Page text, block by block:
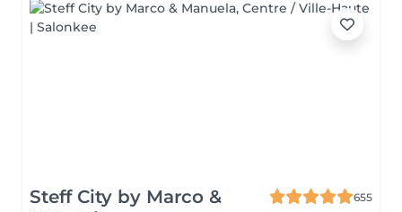
Steff City by Marco &
655